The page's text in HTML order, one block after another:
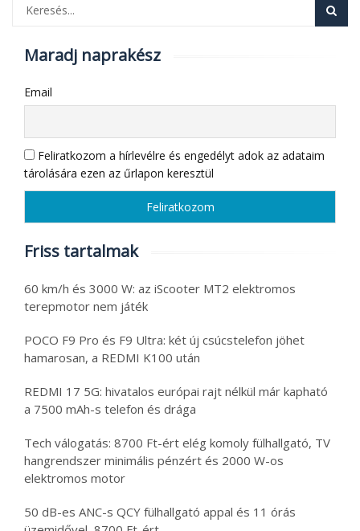
Maradj naprakész
Email
Feliratkozom a hírlevélre és engedélyt adok az adataim
tárolására ezen az űrlapon keresztül
Friss tartalmak
60 km/h és 3000 W: az iScooter MT2 elektromos
terepmotor nem játék
POCO F9 Pro és F9 Ultra: két új csúcstelefon jöhet
hamarosan, a REDMI K100 után
REDMI 17 5G: hivatalos európai rajt nélkül már kapható
a 7500 mAh-s telefon és drága
Tech válogatás: 8700 Ft-ért elég komoly fülhallgató, TV
hangrendszer minimális pénzért és 2000 W-os
elektromos motor
50 dB-es ANC-s QCY fülhallgató appal és 11 órás